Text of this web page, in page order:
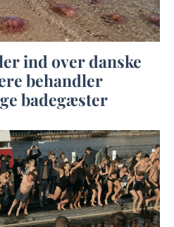
ind over danske
behandler
badegæster